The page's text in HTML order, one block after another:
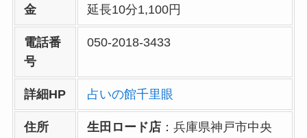
金
延長10分1,100円
電話番
号
050-2018-3433
詳細HP 占いの館千里眼
住所 生田ロード店 ：兵庫県神戸市中央